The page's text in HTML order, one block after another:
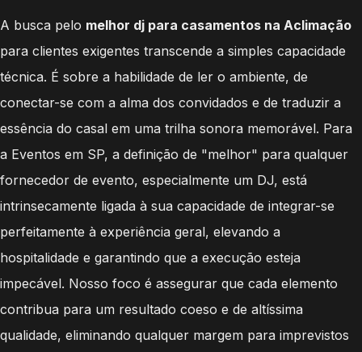
A busca pelo melhor dj para casamentos na Aclimação
para clientes exigentes transcende a simples capacidade
técnica. É sobre a habilidade de ler o ambiente, de
conectar-se com a alma dos convidados e de traduzir a
essência do casal em uma trilha sonora memorável. Para
a Eventos em SP, a definição de "melhor" para qualquer
fornecedor de evento, especialmente um DJ, está
intrinsecamente ligada à sua capacidade de integrar-se
perfeitamente à experiência geral, elevando a
hospitalidade e garantindo que a execução esteja
impecável. Nosso foco é assegurar que cada elemento
contribua para um resultado coeso e de altíssima
qualidade, eliminando qualquer margem para imprevistos